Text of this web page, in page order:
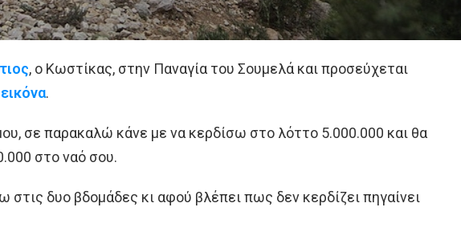
, ο Κωστίκας, στην Παναγία του Σουμελά και προσεύχεται
εικόνα.
σε παρακαλώ κάνε με να κερδίσω στο λόττο 5.000.000 και θα
στο ναό σου.
στις δυο βδομάδες κι αφού βλέπει πως δεν κερδίζει πηγαίνει